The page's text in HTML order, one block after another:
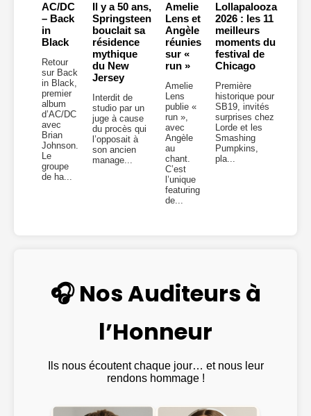
AC/DC
– Back
in
Black
Retour
sur Back
in Black,
premier
album
d’AC/DC
avec
Brian
Johnson.
Le
groupe
de ha...
Il y a 50 ans,
Springsteen
bouclait sa
résidence
mythique
du New
Jersey
Interdit de
studio par un
juge à cause
du procès qui
l’opposait à
son ancien
manage...
Amelie
Lens et
Angèle
réunies
sur «
run »
Amelie
Lens
publie «
run »,
avec
Angèle
au
chant.
C’est
l’unique
featuring
de...
Lollapalooza
2026 : les 11
meilleurs
moments du
festival de
Chicago
Première
historique pour
SB19, invités
surprises chez
Lorde et les
Smashing
Pumpkins,
pla...
🎧 Nos Auditeurs à
l’Honneur
Ils nous écoutent chaque jour… et nous leur
rendons hommage !